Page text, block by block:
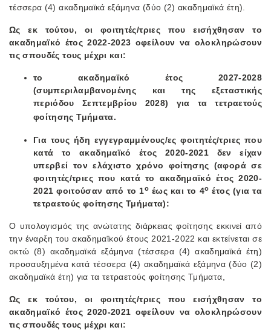
τέσσερα (4) ακαδημαϊκά εξάμηνα (δύο (2) ακαδημαϊκά έτη).
Ως εκ τούτου, οι φοιτητές/τριες που εισήχθησαν το
ακαδημαϊκό έτος 2022-2023 οφείλουν να ολοκληρώσουν
τις σπουδές τους μέχρι και:
το ακαδημαϊκό έτος 2027-2028
(συμπεριλαμβανομένης και της εξεταστικής
περιόδου Σεπτεμβρίου 2028) για τα τετραετούς
φοίτησης Τμήματα.
Για τους ήδη εγγεγραμμένους/ες φοιτητές/τριες που
κατά το ακαδημαϊκό έτος 2020-2021 δεν είχαν
υπερβεί τον ελάχιστο χρόνο φοίτησης (αφορά σε
φοιτητές/τριες που κατά το ακαδημαϊκό έτος 2020-
2021 φοιτούσαν από το 1ο έως και το 4ο έτος (για τα
τετραετούς φοίτησης Τμήματα):
Ο υπολογισμός της ανώτατης διάρκειας φοίτησης εκκινεί από
την έναρξη του ακαδημαϊκού έτους 2021-2022 και εκτείνεται σε
οκτώ (8) ακαδημαϊκά εξάμηνα (τέσσερα (4) ακαδημαϊκά έτη)
προσαυξημένα κατά τέσσερα (4) ακαδημαϊκά εξάμηνα (δύο (2)
ακαδημαϊκά έτη) για τα τετραετούς φοίτησης Τμήματα,
Ως εκ τούτου, οι φοιτητές/τριες που εισήχθησαν το
ακαδημαϊκό έτος 2020-2021 οφείλουν να ολοκληρώσουν
τις σπουδές τους μέχρι και: